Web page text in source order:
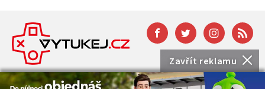
Zavřít reklamu